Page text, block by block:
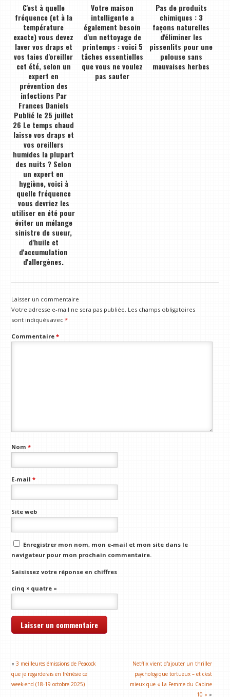
C'est à quelle
fréquence (et à la
température
exacte) vous devez
laver vos draps et
vos taies d'oreiller
cet été, selon un
expert en
prévention des
infections Par
Frances Daniels
Publié le 25 juillet
26 Le temps chaud
laisse vos draps et
vos oreillers
humides la plupart
des nuits ? Selon
un expert en
hygiène, voici à
quelle fréquence
vous devriez les
utiliser en été pour
éviter un mélange
sinistre de sueur,
d'huile et
d'accumulation
d'allergènes.
Votre maison
intelligente a
également besoin
d'un nettoyage de
printemps : voici 5
tâches essentielles
que vous ne voulez
pas sauter
Pas de produits
chimiques : 3
façons naturelles
d'éliminer les
pissenlits pour une
pelouse sans
mauvaises herbes
Laisser un commentaire
Votre adresse e-mail ne sera pas publiée. Les champs obligatoires
sont indiqués avec*
Commentaire*
Nom*
E-mail*
Site web
Enregistrer mon nom, mon e-mail et mon site dans le
navigateur pour mon prochain commentaire.
Saisissez votre réponse en chiffres
cinq × quatre =
«3 meilleures émissions de Peacock
que je regarderais en frénésie ce
week-end (18-19 octobre 2025)
Netflix vient d'ajouter un thriller
psychologique tortueux – et c'est
mieux que « La Femme du Cabine
10 » »